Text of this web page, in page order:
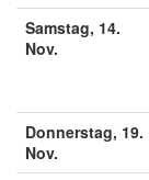
Samstag, 14.
Nov.
Donnerstag, 19.
Nov.